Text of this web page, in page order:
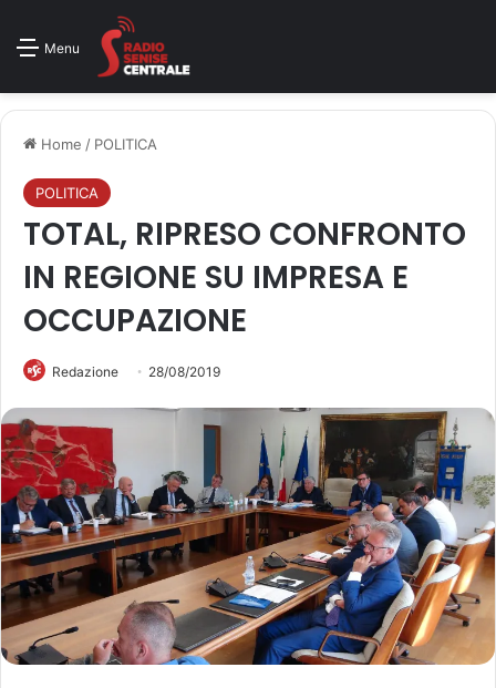
Menu
Home / POLITICA
POLITICA
TOTAL, RIPRESO CONFRONTO
IN REGIONE SU IMPRESA E
OCCUPAZIONE
Redazione 28/08/2019